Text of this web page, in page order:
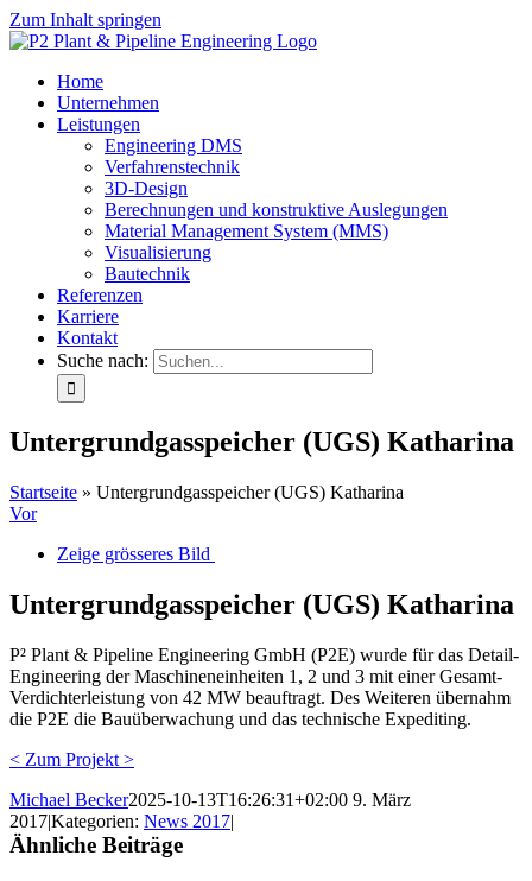
Zum Inhalt springen
Home
Unternehmen
Leistungen
Engineering DMS
Verfahrenstechnik
3D-Design
Berechnungen und konstruktive Auslegungen
Material Management System (MMS)
Visualisierung
Bautechnik
Referenzen
Karriere
Kontakt
Suche nach:
Untergrundgasspeicher (UGS) Katharina
Startseite » Untergrundgasspeicher (UGS) Katharina
Vor
Zeige grösseres Bild
Untergrundgasspeicher (UGS) Katharina
P² Plant & Pipeline Engineering GmbH (P2E) wurde für das Detail-
Engineering der Maschineneinheiten 1, 2 und 3 mit einer Gesamt-
Verdichterleistung von 42 MW beauftragt. Des Weiteren übernahm
die P2E die Bauüberwachung und das technische Expediting.
< Zum Projekt >
Michael Becker2025-10-13T16:26:31+02:00 9. März
2017|Kategorien: News 2017|
Ähnliche Beiträge